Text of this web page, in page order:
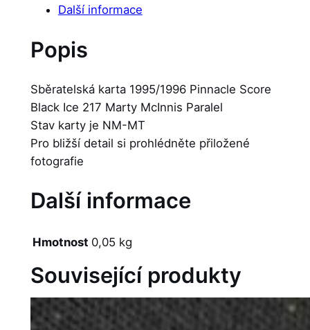
Další informace
Popis
Sběratelská karta 1995/1996 Pinnacle Score
Black Ice 217 Marty McInnis Paralel
Stav karty je NM-MT
Pro bližší detail si prohlédněte přiložené
fotografie
Další informace
Hmotnost 0,05 kg
Související produkty